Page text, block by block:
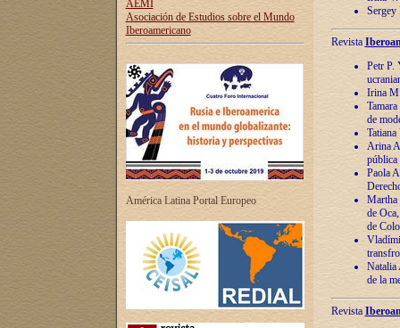
AEMI
Asociación de Estudios sobre el Mundo
Iberoamericano
América Latina Portal Europeo
Sergey
Revista
Petr P.
Irina
de
Arina
pública
Paola
Martha
de
de
Natalia
de la
Revista